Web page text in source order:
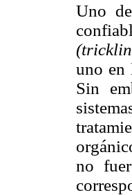
Uno
uno en
Sin
no